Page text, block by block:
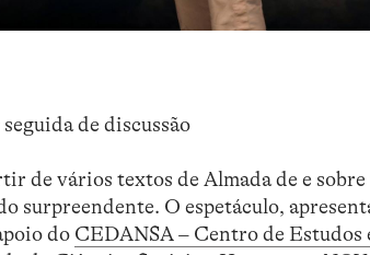
seguida de discussão
de vários textos de Almada de e sobre
surpreendente. O espetáculo,
do CEDANSA – Centro de Estudos